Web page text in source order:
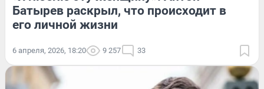
Батырев раскрыл, что происходит в
его личной жизни
6 апреля, 2026, 18:20 9 257 33